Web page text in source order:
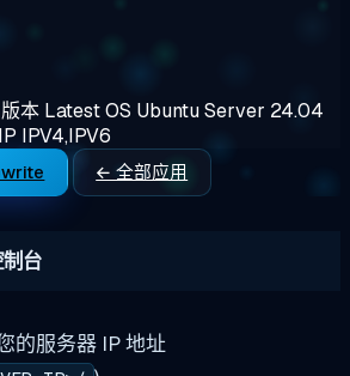
版本 LatestOS Ubuntu Server 24.04
IP IPV4,IPV6
← 全部应用
台
的服务器 IP 地址